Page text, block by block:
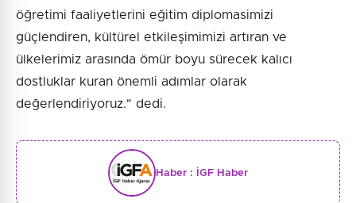
öğretimi faaliyetlerini eğitim diplomasimizi
güçlendiren, kültürel etkileşimimizi artıran ve
ülkelerimiz arasında ömür boyu sürecek kalıcı
dostluklar kuran önemli adımlar olarak
değerlendiriyoruz." dedi.
Haber : İGF Haber